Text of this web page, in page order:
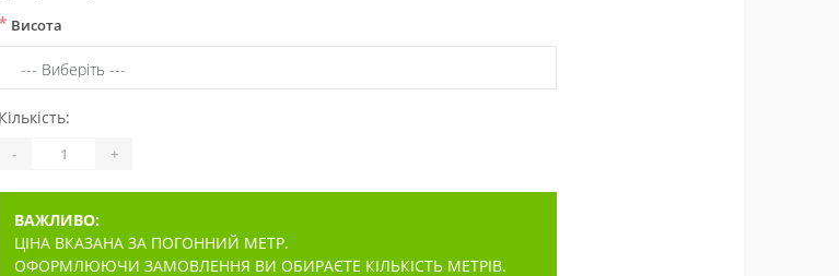
Висота
Кількість:
- +
ВАЖЛИВО:
ЦІНА ВКАЗАНА ЗА ПОГОННИЙ МЕТР.
ОФОРМЛЮЮЧИ ЗАМОВЛЕННЯ ВИ ОБИРАЄТЕ КІЛЬКІСТЬ МЕТРІВ.